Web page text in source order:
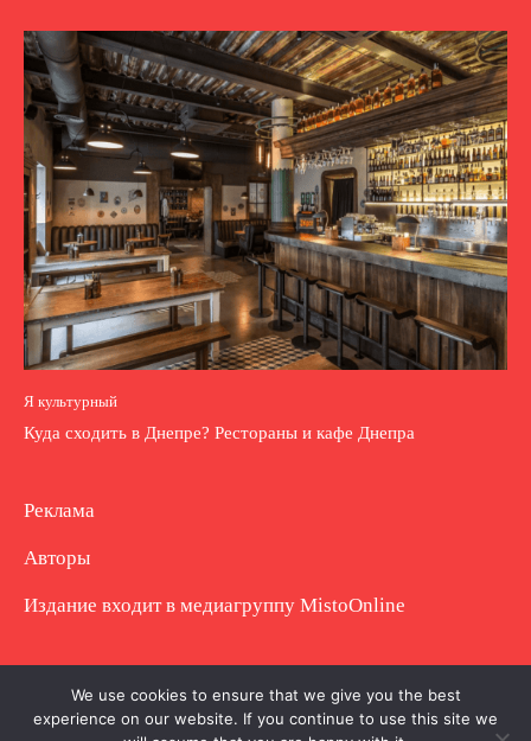
Я культурный
Куда сходить в Днепре? Рестораны и кафе Днепра
Реклама
Авторы
Издание входит в медиагруппу MistoOnline
Copyright © Полное использование материала
запрещено. Частично разрешено с гиперссылкой.
We use cookies to ensure that we give you the best
experience on our website. If you continue to use this site we